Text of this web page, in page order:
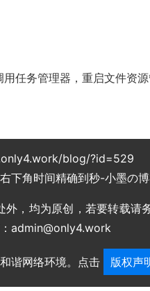
任务管理器，重启文件资源
blog/?id=529
下角时间精确到秒-小墨の
外，均为原创，若要转载请
admin@only4.work
谐网络环境。点击 版权声